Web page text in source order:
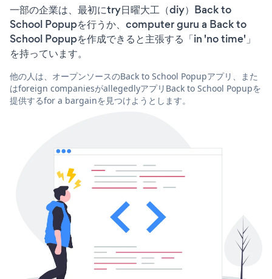
一部の企業は、最初にtry日曜大工（diy）Back to
School Popupを行うか、computer guru a Back to
School Popupを作成できると主張する「in 'no time'」
を持っています。
他の人は、オープンソースのBack to School Popupアプリ、また
はforeign companiesがallegedlyアプリBack to School Popupを
提供するfor a bargainを見つけようとします。